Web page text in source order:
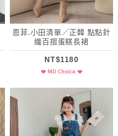
恩菲.小田清單／正韓 點點針
織百摺蛋糕長裙
NT$1180